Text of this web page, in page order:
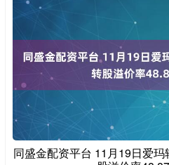
同盛金配资平台 11月19日爱